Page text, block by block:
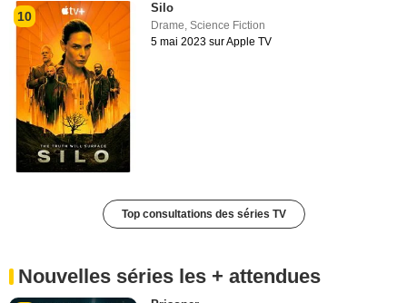
10
Silo
Drame,Science Fiction
5 mai 2023 sur Apple TV
Top consultations des séries TV
Nouvelles séries les + attendues